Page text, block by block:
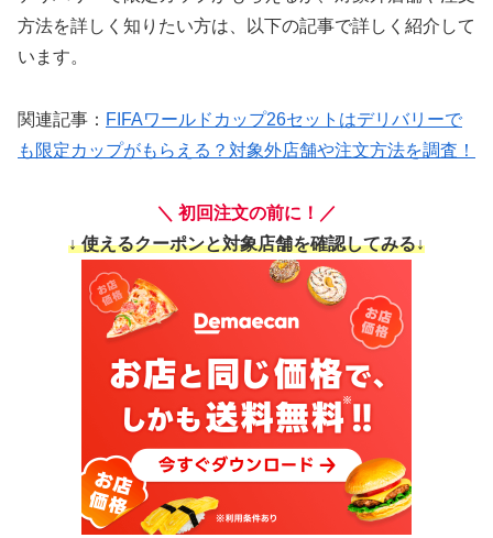
方法を詳しく知りたい方は、以下の記事で詳しく紹介して
います。
関連記事： FIFAワールドカップ26セットはデリバリーで
も限定カップがもらえる？対象外店舗や注文方法を調査！
＼ 初回注文の前に！／
↓ 使えるクーポンと対象店舗を確認してみる↓